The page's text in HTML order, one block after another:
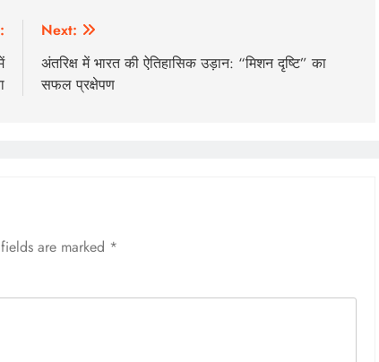
Next:
अंतरिक्ष में भारत की ऐतिहासिक उड़ान: “मिशन दृष्टि” का
सफल प्रक्षेपण
are marked *